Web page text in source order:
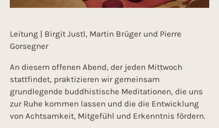
Leitung | Birgit Justl, Martin Brüger und Pierre
Gorsegner
An diesem offenen Abend, der jeden Mittwoch
stattfindet, praktizieren wir gemeinsam
grundlegende buddhistische Meditationen, die uns
zur Ruhe kommen lassen und die die Entwicklung
von Achtsamkeit, Mitgefühl und Erkenntnis fördern.